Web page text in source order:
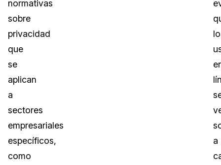
normativas
sobre
privacidad
que
se
aplican
a
sectores
empresariales
específicos,
como
a